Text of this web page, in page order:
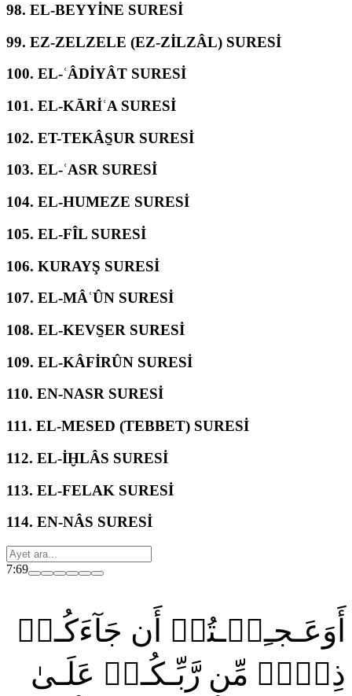
98. EL-BEYYİNE SURESİ
99. EZ-ZELZELE (EZ-ZİLZÂL) SURESİ
100. EL-ʿÂDİYÂT SURESİ
101. EL-KĀRİʿA SURESİ
102. ET-TEKÂS̱UR SURESİ
103. EL-ʿASR SURESİ
104. EL-HUMEZE SURESİ
105. EL-FÎL SURESİ
106. KURAYŞ SURESİ
107. EL-MÂʿÛN SURESİ
108. EL-KEVS̱ER SURESİ
109. EL-KÂFİRÛN SURESİ
110. EN-NASR SURESİ
111. EL-MESED (TEBBET) SURESİ
112. EL-İḪLÂS SURESİ
113. EL-FELAK SURESİ
114. EN-NÂS SURESİ
7:69
أَوَعَـجـِبۡـتُمۡ أَن جَآءَكُـمۡ
ذِكۡرٞ مِّن رَّبِّـكُـمۡ عَلَـىٰ